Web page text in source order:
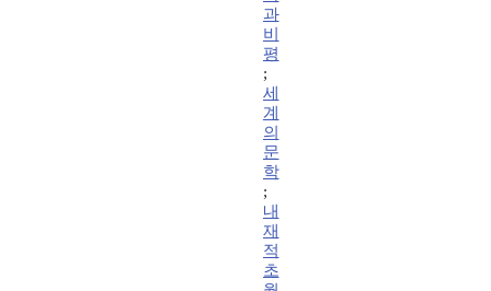
과
비
평
;
세
계
의
문
학
;
내
재
적
초